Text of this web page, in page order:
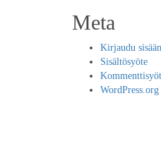
Meta
Kirjaudu sisään
Sisältösyöte
WordPress.org